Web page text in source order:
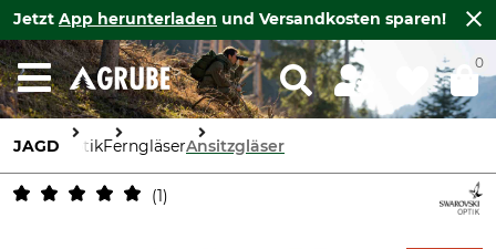
Jetzt App herunterladen und Versandkosten sparen!
0
JAGD OptikFerngläserAnsitzgläser
1